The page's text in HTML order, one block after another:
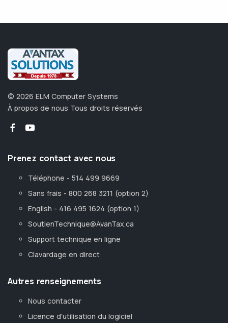
© 2026 ELM Computer Systems
À propos de nous Tous droits réservés
Prenez contact avec nous
Téléphone - 514 499 9669
Sans frais - 800 268 3211 (option 2)
English - 416 495 1624 (option 1)
SoutienTechnique@AvanTax.ca
Support technique en ligne
Clavardage en direct
Autres renseignements
Nous contacter
Licence d'utilisation du logiciel